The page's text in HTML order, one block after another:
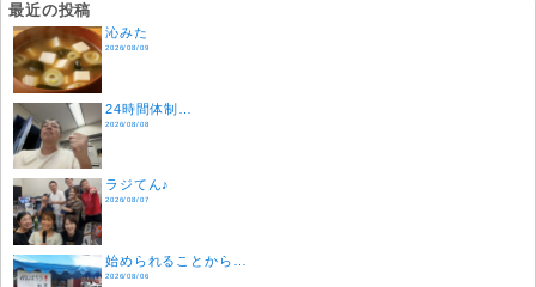
最近の投稿
沁みた
2026/08/09
24時間体制…
2026/08/08
ラジてん♪
2026/08/07
始められることから…
2026/08/06